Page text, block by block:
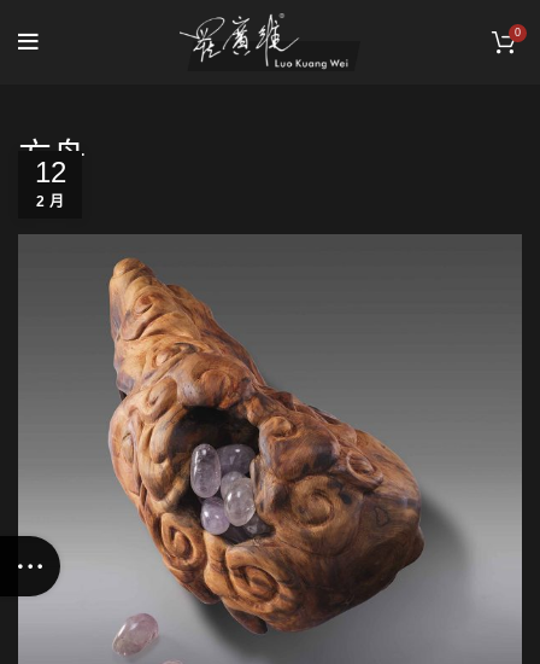
0
方舟
12
2 月